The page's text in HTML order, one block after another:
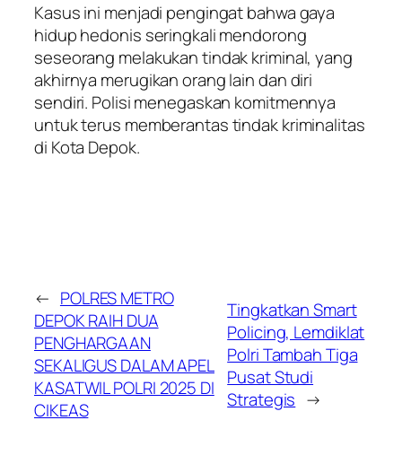
Kasus ini menjadi pengingat bahwa gaya
hidup hedonis seringkali mendorong
seseorang melakukan tindak kriminal, yang
akhirnya merugikan orang lain dan diri
sendiri. Polisi menegaskan komitmennya
untuk terus memberantas tindak kriminalitas
di Kota Depok.
← POLRES METRO
DEPOK RAIH DUA
PENGHARGAAN
SEKALIGUS DALAM APEL
KASATWIL POLRI 2025 DI
CIKEAS
Tingkatkan Smart
Policing, Lemdiklat
Polri Tambah Tiga
Pusat Studi
Strategis →